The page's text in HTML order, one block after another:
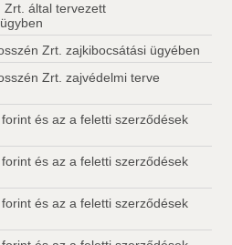
Zrt. által tervezett
Zrt. zajkibocsátási ügyében
Zrt. zajvédelmi terve
és az a feletti szerződések
és az a feletti szerződések
és az a feletti szerződések